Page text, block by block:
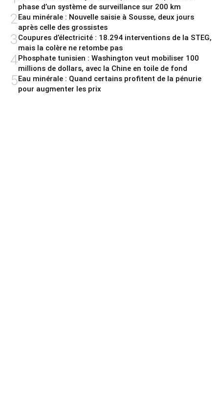
phase d’un système de surveillance sur 200 km
2Eau minérale : Nouvelle saisie à Sousse, deux jours
après celle des grossistes
3Coupures d’électricité : 18.294 interventions de la STEG,
mais la colère ne retombe pas
4Phosphate tunisien : Washington veut mobiliser 100
millions de dollars, avec la Chine en toile de fond
5Eau minérale : Quand certains profitent de la pénurie
pour augmenter les prix